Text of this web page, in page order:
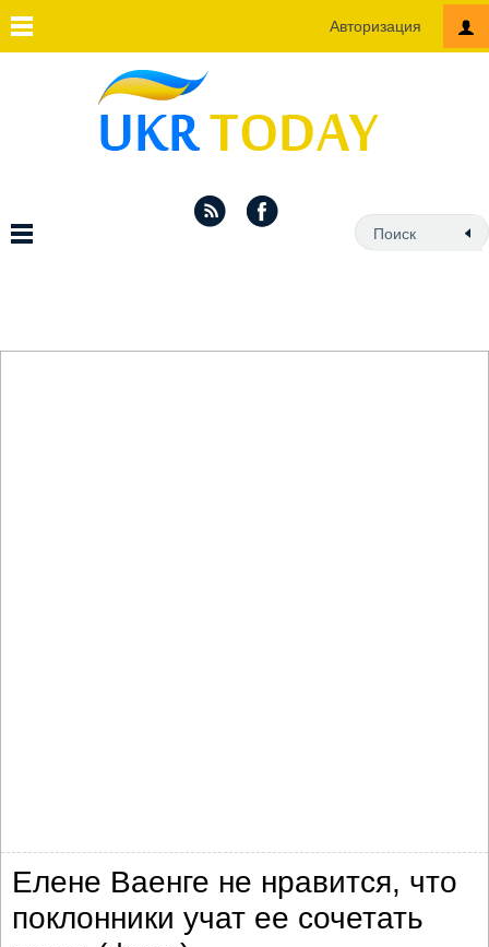
Авторизация
Елене Ваенге не нравится, что
поклонники учат ее сочетать